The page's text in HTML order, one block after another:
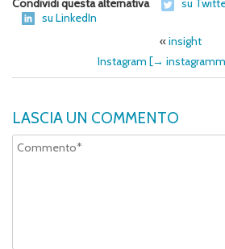
Condividi questa alternativa su
su LinkedIn
«insight
Instagram [→
LASCIA UN COMMENTO